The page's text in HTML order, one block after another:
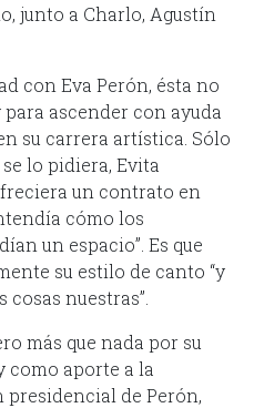
junto a Charlo, Agustín
con Eva Perón, ésta no
ascender con ayuda
su carrera artística. Sólo
lo pidiera, Evita
un contrato en
cómo los
un espacio”. Es que
su estilo de canto “y
nuestras”.
más que nada por su
aporte a la
de Perón,